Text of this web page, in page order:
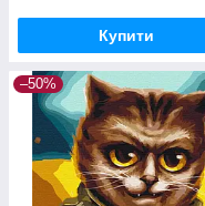
Купити
–50%